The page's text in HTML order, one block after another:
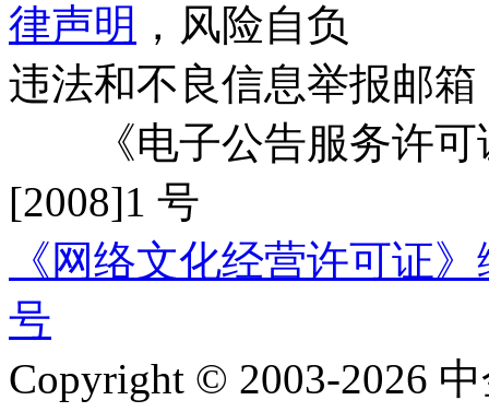
律声明 ，风险自负
违法和不良信息举报邮箱
《电子公告服务许可
[2008]1 号
《网络文化经营许可证
号
Copyright © 2003-2026